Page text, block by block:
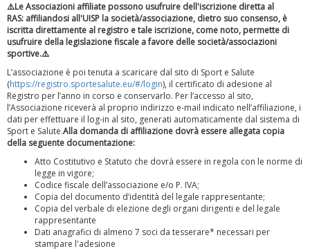
Tiziano Pesce a Radio InBlu2000 traccia il bilancio della stagione
Ddl Lobby, Uisp: “Il Parlamento valorizzi le nostre specificità"
⚠️Le Associazioni affiliate possono usufruire dell'iscrizione diretta al
RAS: affiliandosi all'UISP la società/associazione, dietro suo consenso, è
iscritta direttamente al registro e tale iscrizione, come noto, permette di
usufruire della legislazione fiscale a favore delle società/associazioni
sportive.⚠️
L’associazione è poi tenuta a scaricare dal sito di Sport e Salute
(https://registro.sportesalute.eu/#/login), il certificato di adesione al
Registro per l’anno in corso e conservarlo. Per l’accesso al sito,
l’Associazione riceverà al proprio indirizzo e-mail indicato nell’affiliazione, i
dati per effettuare il log-in al sito, generati automaticamente dal sistema di
Sport e Salute.Alla domanda di affiliazione dovrà essere allegata copia
della seguente documentazione:
Atto Costitutivo e Statuto che dovrà essere in regola con le norme di
legge in vigore;
Codice fiscale dell’associazione e/o P. IVA;
Copia del documento d’identità del legale rappresentante;
Copia del verbale di elezione degli organi dirigenti e del legale
rappresentante
Dati anagrafici di almeno 7 soci da tesserare* necessari per
stampare l'adesione